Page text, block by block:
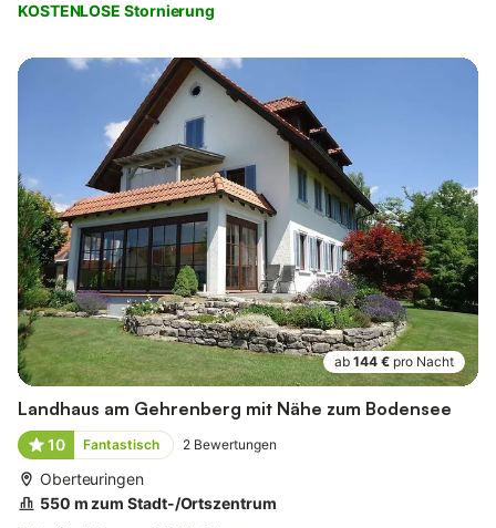
KOSTENLOSE Stornierung
ab 144 € pro Nacht
Landhaus am Gehrenberg mit Nähe zum Bodensee
10 Fantastisch 2 Bewertungen
Oberteuringen
550 m zum Stadt-/Ortszentrum